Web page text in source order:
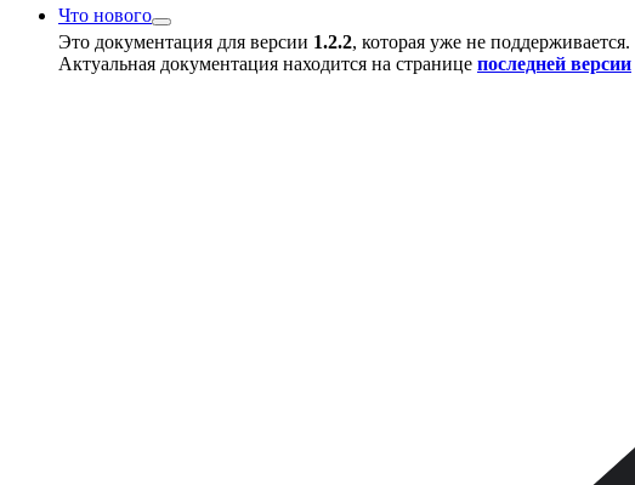
Что нового
Это документация для версии 1.2.2, которая уже не поддерживается.
Актуальная документация находится на странице последней версии